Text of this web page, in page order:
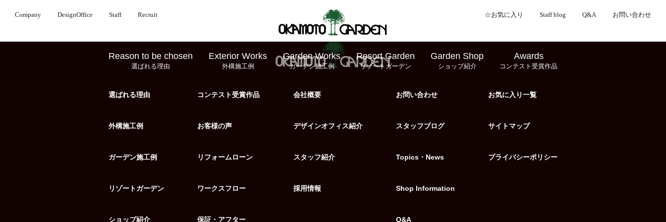
Company DesignOffice Staff Recruit ☆お気に入り Staff blog Q&A お問い合わせ
Reason to be chosen
選ばれる理由
Exterior Works
外構施工例
Garden Works
ガーデン施工例
Resort Garden
リゾートガーデン
Garden Shop
ショップ紹介
Awards
コンテスト受賞作品
選ばれる理由
外構施工例
ガーデン施工例
リゾートガーデン
ショップ紹介
コンテスト受賞作品
お客様の声
リフォームローン
ワークスフロー
保証・アフター
会社概要
デザインオフィス紹介
スタッフ紹介
採用情報
お問い合わせ
スタッフブログ
Topics・News
Shop Information
Q&A
お気に入り一覧
サイトマップ
プライバシーポリシー